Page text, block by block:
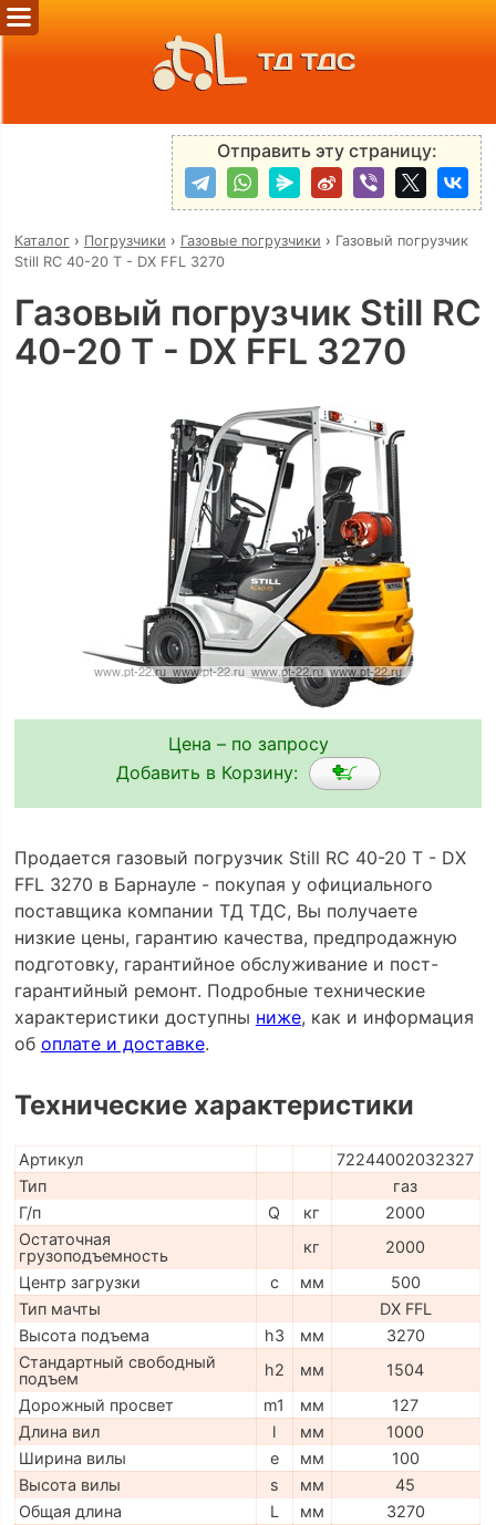
ТД ТДС
Отправить эту страницу:
Каталог› Погрузчики › Газовые погрузчики › Газовый погрузчик
Still RC 40-20 T - DX FFL 3270
Газовый погрузчик Still RC
40-20 T - DX FFL 3270
Цена – по запросу
Добавить в Корзину:
Продается газовый погрузчик Still RC 40-20 T - DX
FFL 3270 в Барнауле - покупая у официального
поставщика компании ТД ТДС, Вы получаете
низкие цены, гарантию качества, предпродажную
подготовку, гарантийное обслуживание и пост-
гарантийный ремонт. Подробные технические
характеристики доступны ниже, как и информация
об оплате и доставке.
Технические характеристики
Артикул
72244002032327
Тип
газ
Г/п
Q кг
2000
Остаточная
грузоподъемность
кг
2000
Центр загрузки
c мм
500
Тип мачты
DX FFL
Высота подъема
h3 мм
3270
Стандартный свободный
подъем
h2 мм
1504
Дорожный просвет
m1 мм
127
Длина вил
l мм
1000
Ширина вилы
e мм
100
Высота вилы
s мм
45
Общая длина
L мм
3270